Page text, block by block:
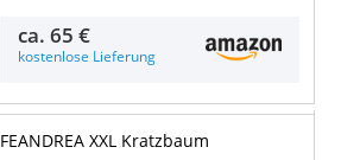
ca.65 €
kostenlose Lieferung
FEANDREA XXL Kratzbaum